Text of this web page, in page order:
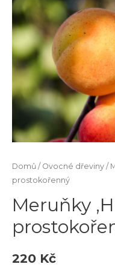
Domů / Ovocné dřeviny /
prostokořenný
Meruňky
220 Kč